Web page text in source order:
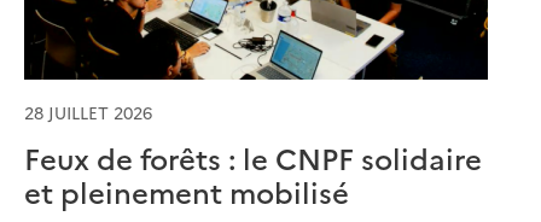
28 JUILLET 2026
Feux de forêts : le CNPF solidaire
et pleinement mobilisé